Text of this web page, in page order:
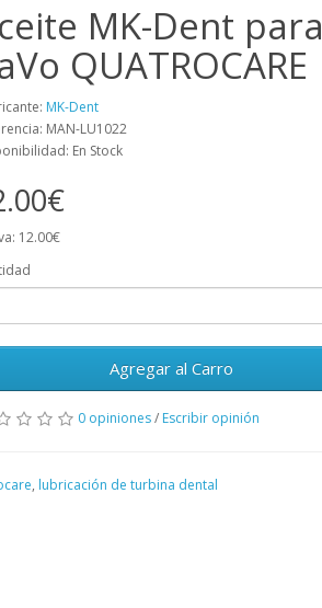
MK-Dent para
QUATROCARE
MK-Dent
MAN-LU1022
En Stock
12.00€
Agregar al Carro
0 opiniones/ Escribir opinión
, lubricación de turbina dental